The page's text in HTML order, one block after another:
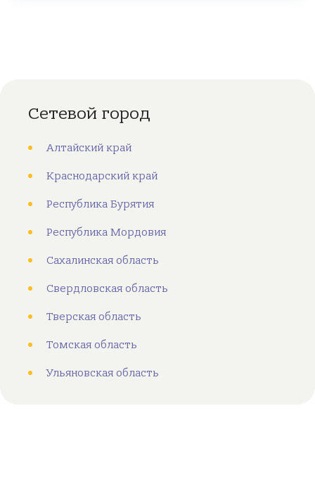
Сетевой город
Алтайский край
Краснодарский край
Республика Бурятия
Республика Мордовия
Сахалинская область
Свердловская область
Тверская область
Томская область
Ульяновская область